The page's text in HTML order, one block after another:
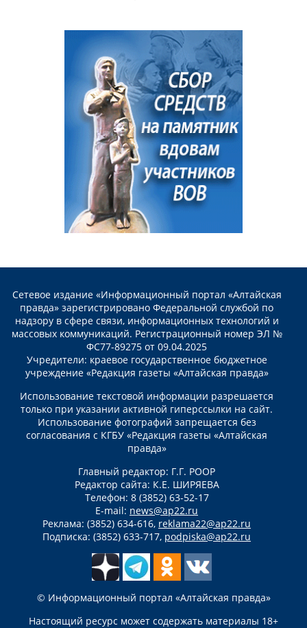
Сетевое издание «Информационный портал «Алтайская
правда» зарегистрировано Федеральной службой по
надзору в сфере связи, информационных технологий и
массовых коммуникаций. Регистрационный номер ЭЛ №
ФС77-89275 от 09.04.2025
Учредители: краевое государственное бюджетное
учреждение «Редакция газеты «Алтайская правда»
Использование текстовой информации разрешается
только при указании активной гиперссылки на сайт.
Использование фотографий запрещается без
согласования с КГБУ «Редакция газеты «Алтайская
правда»
Главный редактор: Г.Г. РООР
Редактор сайта: К.Е. ШИРЯЕВА
Телефон: 8 (3852) 63-52-17
E-mail: news@ap22.ru
Реклама: (3852) 634-616, reklama22@ap22.ru
Подписка: (3852) 633-717, podpiska@ap22.ru
© Информационный портал «Алтайская правда»
Настоящий ресурс может содержать материалы 18+